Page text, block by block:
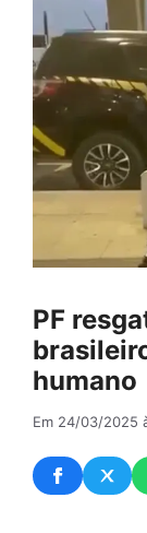
PF
humano
Em 24/03/2025